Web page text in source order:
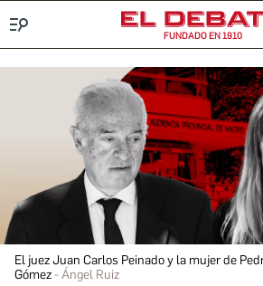
FUNDADO EN 1910
El juez Juan Carlos Peinado y la mujer de
Gómez
Ángel Ruiz